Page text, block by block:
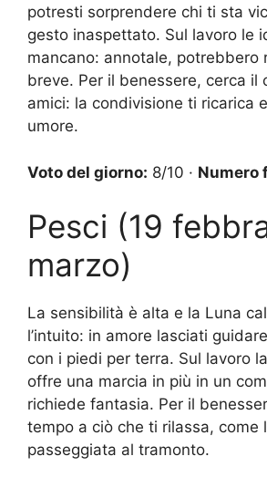
potresti sorprendere chi ti sta
gesto inaspettato. Sul lavoro le
mancano: annotale, potrebbero
breve. Per il benessere, cerca il
amici: la condivisione ti ricarica
umore.
Voto del giorno: 8/10 · Numero
Pesci (19
marzo)
La sensibilità è alta e la Luna
l’intuito: in amore lasciati
con i piedi per terra. Sul lavoro
offre una marcia in più in un
richiede fantasia. Per il
tempo a ciò che ti rilassa, come
passeggiata al tramonto.